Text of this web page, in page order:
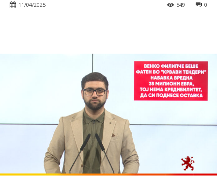
11/04/2025 0
549